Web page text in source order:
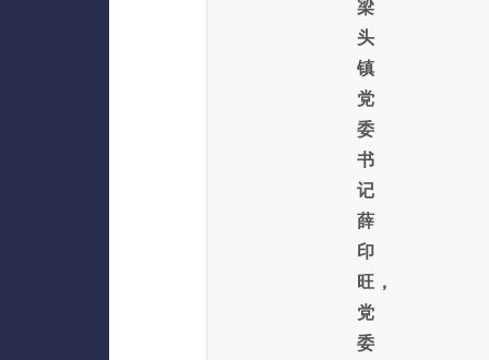
梁
头
镇
党
委
书
记
薛
印
旺，
党
委